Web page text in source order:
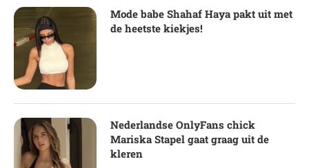
Mode babe Shahaf Haya pakt uit met
de heetste kiekjes!
Nederlandse OnlyFans chick
Mariska Stapel gaat graag uit de
kleren